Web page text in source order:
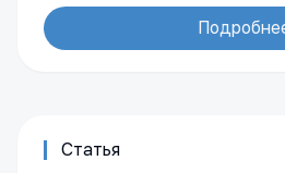
инвестора и собственника.
покупка недвижимости,
Статья